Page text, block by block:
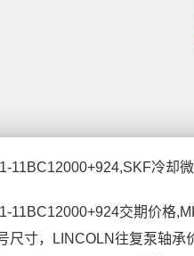
11BC12000+924,SKF冷却
11BC12000+924交期价格
尺寸，LINCOLN往复泵轴